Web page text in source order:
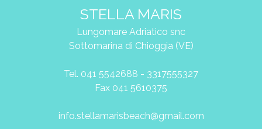
STELLA MARIS
Lungomare Adriatico snc
Sottomarina di Chioggia (VE)
Tel. 041 5542688 - 3317555327
Fax 041 5610375
info.stellamarisbeach@gmail.com